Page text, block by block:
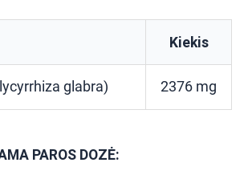
Kiekis
glabra) 2376 mg
PAROS DOZĖ: